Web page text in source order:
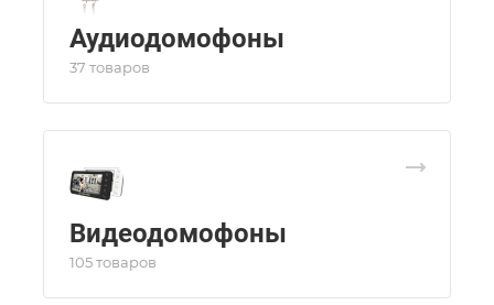
Аудиодомофоны
37 товаров
Видеодомофоны
105 товаров